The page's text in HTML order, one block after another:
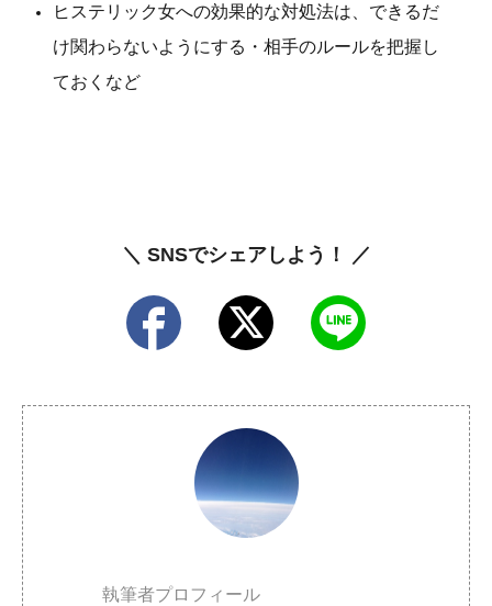
ヒステリック女への効果的な対処法は、できるだ
け関わらないようにする・相手のルールを把握し
ておくなど
＼ SNSでシェアしよう！ ／
執筆者プロフィール